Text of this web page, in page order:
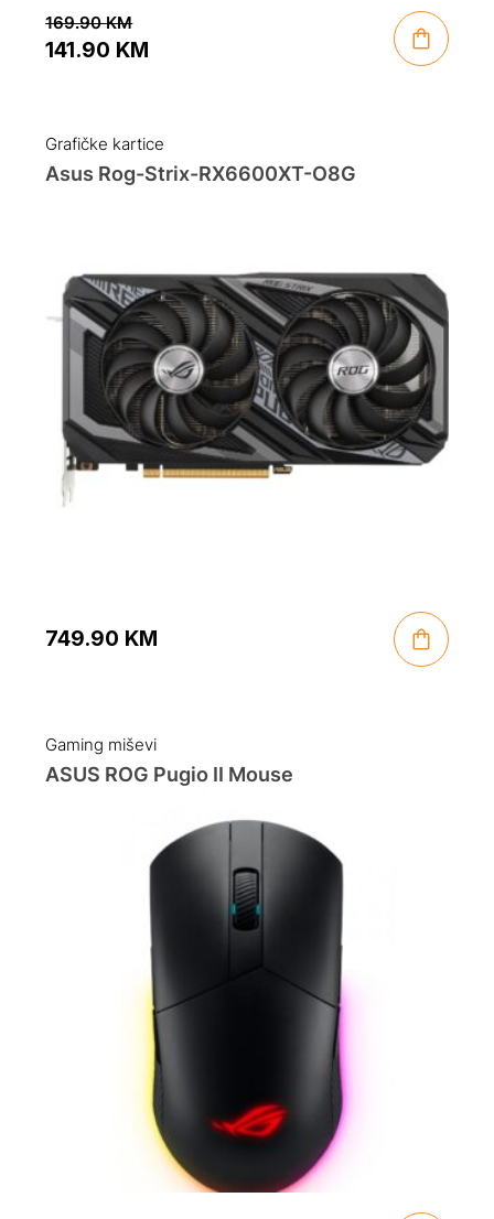
169.90KM
was:
169.90 KM.
141.90 KM
is:
141.90 KM.
Grafičke kartice
Asus Rog-Strix-RX6600XT-O8G
749.90 KM
Gaming miševi
ASUS ROG Pugio II Mouse